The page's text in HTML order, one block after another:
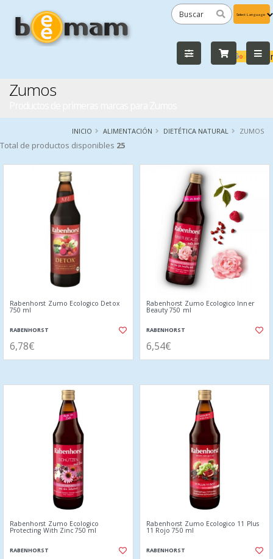
by
Zumos
INICIO ALIMENTACIÓN DIETÉTICA NATURAL ZUMOS
Total de productos disponibles 25
Rabenhorst Zumo Ecologico Detox
750 ml
RABENHORST
6,78€
Rabenhorst Zumo Ecologico Inner
Beauty 750 ml
RABENHORST
6,54€
Rabenhorst Zumo Ecologico
Protecting With Zinc 750 ml
RABENHORST
Rabenhorst Zumo Ecologico 11 Plus
11 Rojo 750 ml
RABENHORST